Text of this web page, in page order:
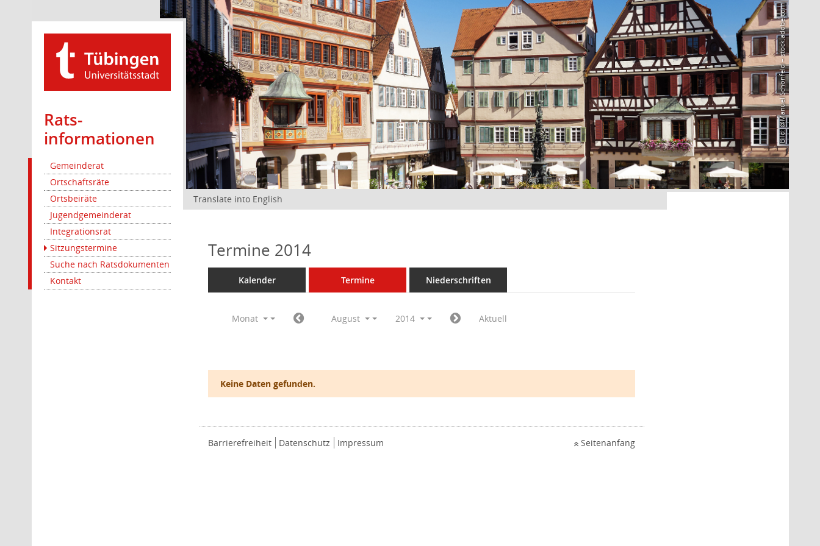
Rats­
informationen
Gemeinderat
Ortschaftsräte
Ortsbeiräte
Jugendgemeinderat
Integrationsrat
Sitzungstermine
Suche nach Ratsdokumenten
Kontakt
Bild: @Manuel Schönfeld – stock.adobe.com
Translate into English
Termine 2014
Kalender Termine Niederschriften
Monat August 2014 Aktuell
Keine Daten gefunden.
Barrierefreiheit Datenschutz Impressum Seitenanfang